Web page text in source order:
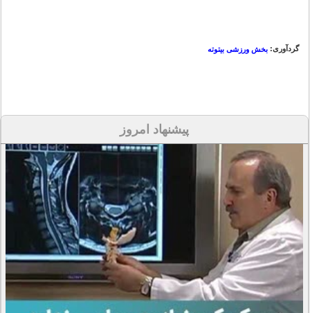
گردآوری: بخش ورزشی بیتوته
پیشنهاد امروز